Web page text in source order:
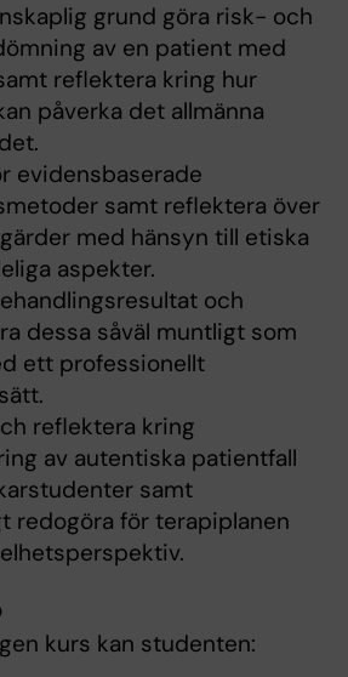
grund göra risk- och
av en patient med
reflektera kring hur
påverka det allmänna
evidensbaserade
samt reflektera över
med hänsyn till etiska
aspekter.
och
dessa såväl muntligt som
ett professionellt
reflektera kring
av autentiska patientfall
samt
redogöra för terapiplanen
kurs kan studenten: